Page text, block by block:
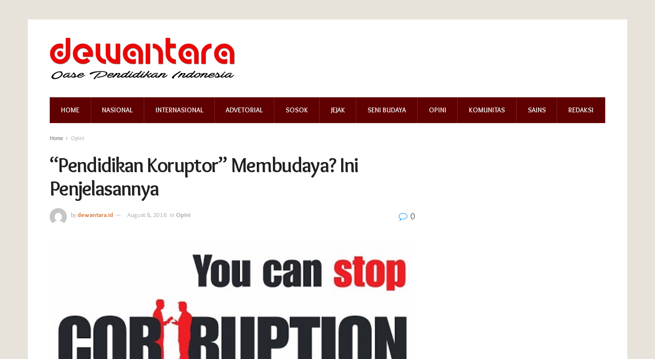
HOME NASIONAL INTERNASIONAL ADVETORIAL SOSOK JEJAK SENI BUDAYA OPINI KOMUNITAS SAINS REDAKSI
Home Opini
“Pendidikan Koruptor” Membudaya? Ini
Penjelasannya
bydewantara.id August 8, 2018 in Opini 0